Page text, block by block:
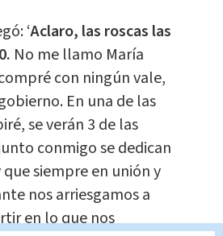
‘Aclaro, las roscas las
No me llamo María
con ningún vale,
En una de las
se verán 3 de las
conmigo se dedican
siempre en unión y
nos arriesgamos a
en lo que nos